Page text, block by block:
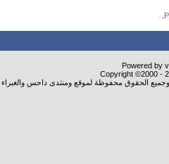
Powered by
Copyright ©2000 -
الحقوق محفوظة لموقع ومنتدى داحس